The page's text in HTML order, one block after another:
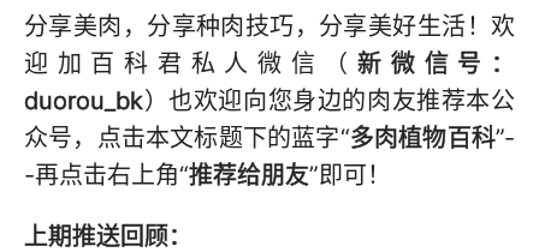
分享美肉，分享种肉技巧，分享美好生活！欢
迎加百科君私人微信（新微信号：
duorou_bk）也欢迎向您身边的肉友推荐本公
众号，点击本文标题下的蓝字“多肉植物百科”-
-再点击右上角“推荐给朋友”即可！
上期推送回顾：